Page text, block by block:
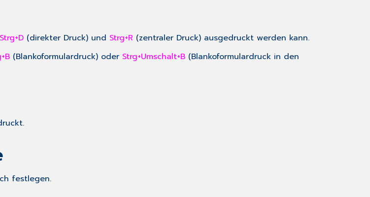
Strg+D (direkter Druck) und Strg+R (zentraler Druck) ausgedruckt werden kann.
(Blankoformulardruck) oder Strg+Umschalt+B (Blankoformulardruck in den
festlegen.